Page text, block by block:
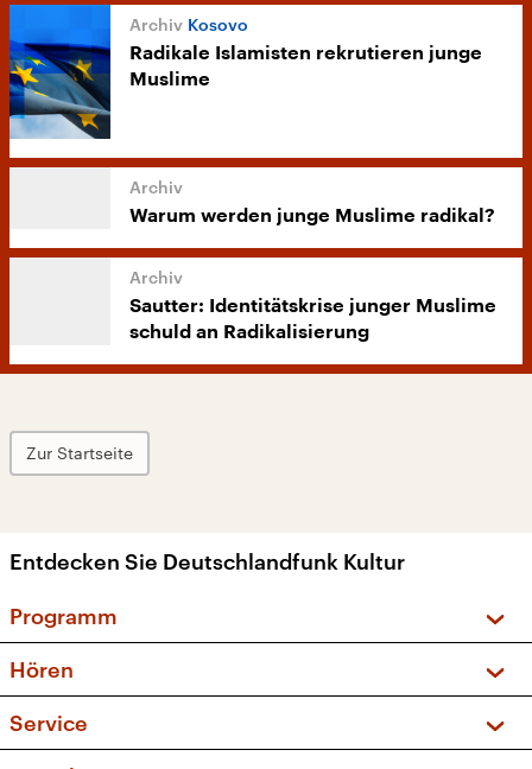
Kosovo
Radikale Islamisten rekrutieren junge
Muslime
Warum werden junge Muslime radikal?
Sautter: Identitätskrise junger Muslime
schuld an Radikalisierung
Zur Startseite
Entdecken Sie Deutschlandfunk Kultur
Programm
Sendungen und Podcasts
Musikliste
Hören
Frequenzen (UKW + DAB+)
Service